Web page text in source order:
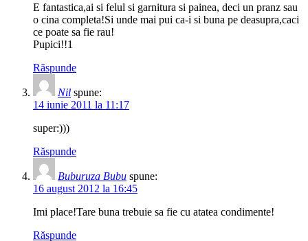
E fantastica,ai si felul si garnitura si painea, deci un pranz sau
o cina completa!Si unde mai pui ca-i si buna pe deasupra,caci
ce poate sa fie rau!
Pupici!!1
Răspunde
Nil spune:
14 iunie 2011 la 11:17
super:)))
Răspunde
Buburuza Bubu spune:
16 august 2012 la 16:45
Imi place!Tare buna trebuie sa fie cu atatea condimente!
Răspunde